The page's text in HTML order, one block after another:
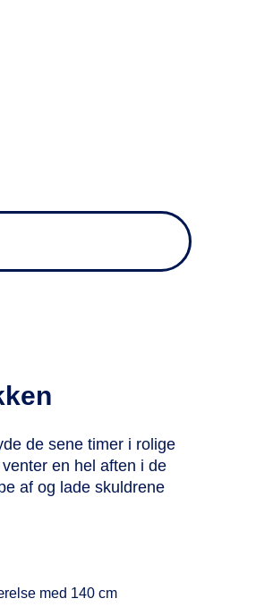
de sene timer i rolige
en hel aften i de
af og lade skuldrene
med 140 cm